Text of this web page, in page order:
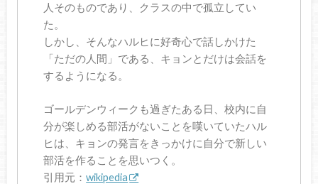
人そのものであり、クラスの中で孤立してい
た。
しかし、そんなハルヒに好奇心で話しかけた
「ただの人間」である、キョンとだけは会話を
するようになる。
ゴールデンウィークも過ぎたある日、校内に自
分が楽しめる部活がないことを嘆いていたハル
ヒは、キョンの発言をきっかけに自分で新しい
部活を作ることを思いつく。
引用元：wikipedia